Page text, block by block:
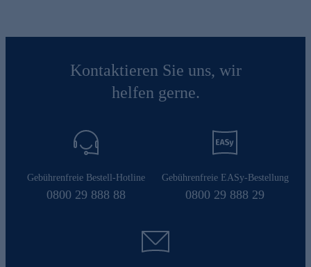
Kontaktieren Sie uns, wir
helfen gerne.
Gebührenfreie Bestell-Hotline
0800 29 888 88
Gebührenfreie EASy-Bestellung
0800 29 888 29